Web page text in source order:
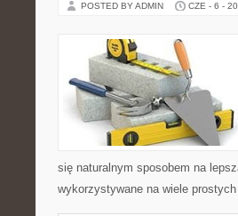
POSTED BY ADMIN CZE - 6 -
się naturalnym sposobem na
wykorzystywane na wiele